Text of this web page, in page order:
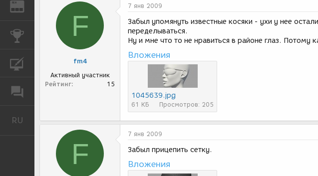
REN ЖУРНАЛ
КОНКУРСЫ
RU Русский
F
fm4
Активный участник
Рейтинг
15
7 янв 2009
Забыл упомянуть известные косяки - ухи у нее
переделываться.
Ну и мне что то не нравиться в районе глаз. Потому
Вложения
1045639.jpg
61 КБ Просмотров: 205
F
7 янв 2009
Забыл прицепить сетку.
Вложения